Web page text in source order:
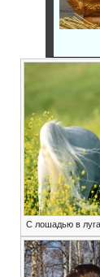
С лошадью в